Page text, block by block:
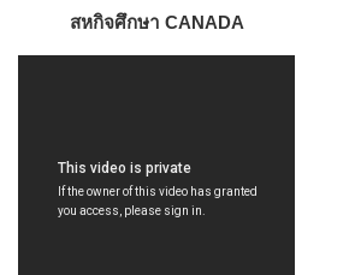
สหกิจศึกษา CANADA